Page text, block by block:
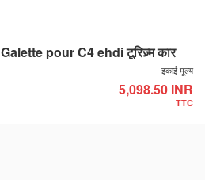
pour C4 ehdi टूरिज़्म कार
इकाई मूल्य
5,098.50 INR
TTC